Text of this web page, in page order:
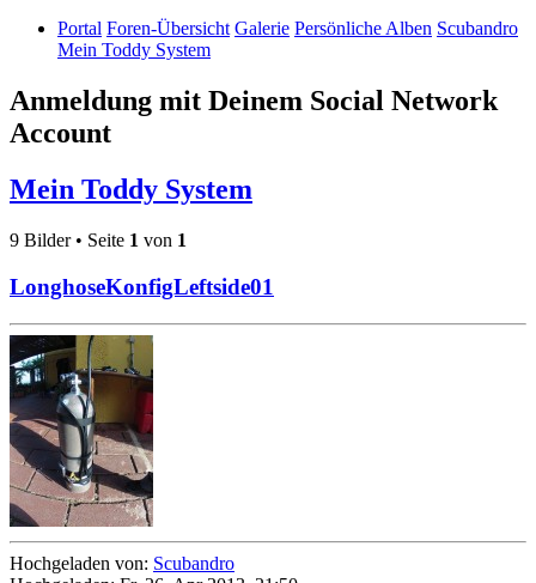
Portal Foren-Übersicht Galerie Persönliche Alben Scubandro
Mein Toddy System
Anmeldung mit Deinem Social Network
Account
Mein Toddy System
9 Bilder • Seite 1 von 1
LonghoseKonfigLeftside01
Hochgeladen von: Scubandro